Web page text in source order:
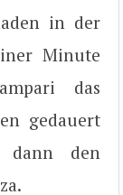
in der
Minute
das
gedauert
dann den